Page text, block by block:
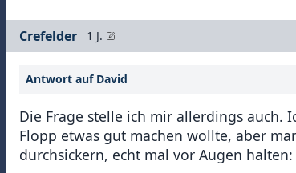
Crefelder 1 J.
Antwort auf David
Die Frage stelle ich mir allerdings auch.
Flopp etwas gut machen wollte, aber
durchsickern, echt mal vor Augen halten: